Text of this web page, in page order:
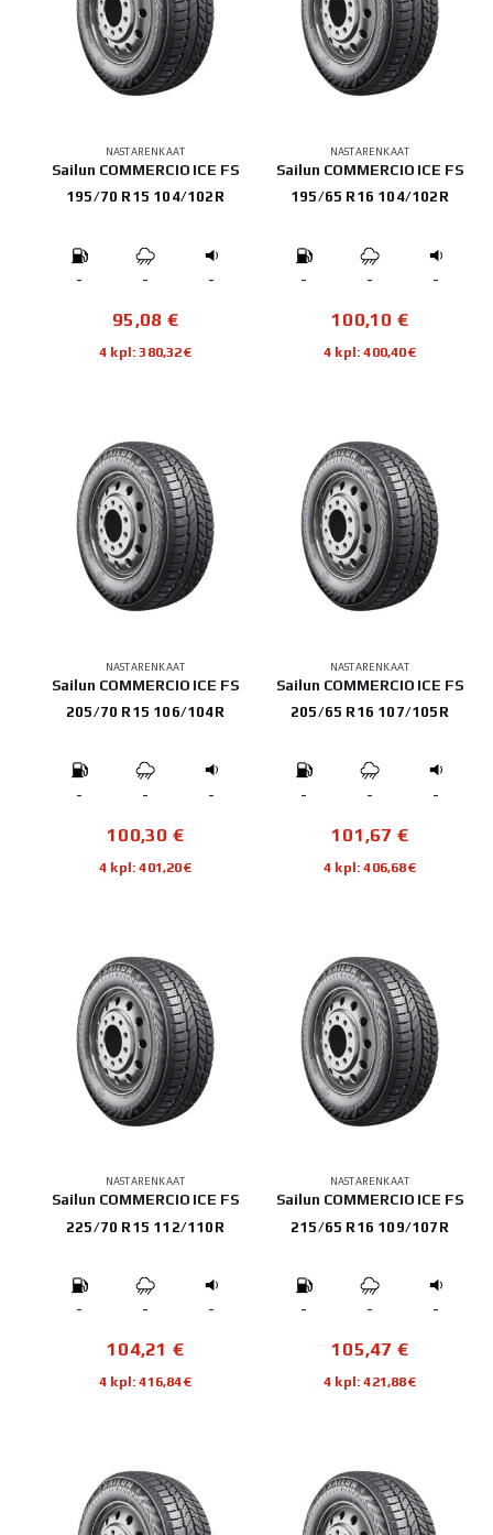
NASTARENKAAT
Sailun COMMERCIO ICE FS
195/70 R15 104/102R
- - -
95,08 €
4 kpl: 380,32€
NASTARENKAAT
Sailun COMMERCIO ICE FS
195/65 R16 104/102R
- - -
100,10 €
4 kpl: 400,40€
NASTARENKAAT
Sailun COMMERCIO ICE FS
205/70 R15 106/104R
- - -
100,30 €
4 kpl: 401,20€
NASTARENKAAT
Sailun COMMERCIO ICE FS
205/65 R16 107/105R
- - -
101,67 €
4 kpl: 406,68€
NASTARENKAAT
Sailun COMMERCIO ICE FS
225/70 R15 112/110R
- - -
104,21 €
4 kpl: 416,84€
NASTARENKAAT
Sailun COMMERCIO ICE FS
215/65 R16 109/107R
- - -
105,47 €
4 kpl: 421,88€